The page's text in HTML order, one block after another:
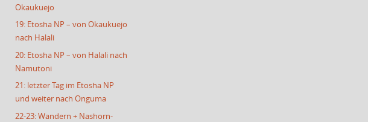
Okaukuejo
19: Etosha NP – von Okaukuejo
nach Halali
20: Etosha NP – von Halali nach
Namutoni
21: letzter Tag im Etosha NP
und weiter nach Onguma
22-23: Wandern + Nashorn-